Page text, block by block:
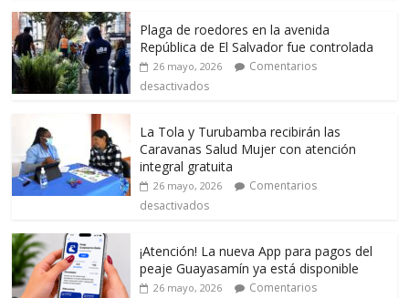
Plaga de roedores en la avenida
República de El Salvador fue controlada
26 mayo, 2026
Comentarios
desactivados
La Tola y Turubamba recibirán las
Caravanas Salud Mujer con atención
integral gratuita
26 mayo, 2026
Comentarios
desactivados
¡Atención! La nueva App para pagos del
peaje Guayasamín ya está disponible
26 mayo, 2026
Comentarios